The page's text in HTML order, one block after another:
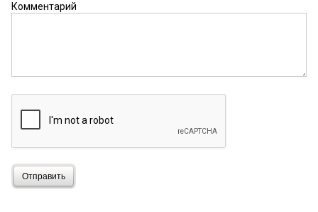
Хорошо, но какое отношение к краеведению
Комментарий
Отправить